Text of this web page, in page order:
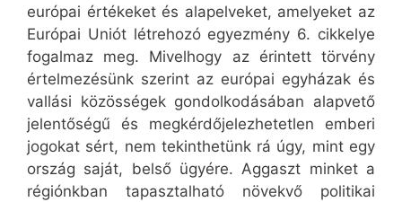
európai értékeket és alapelveket, amelyeket az
Európai Uniót létrehozó egyezmény 6. cikkelye
fogalmaz meg. Mivelhogy az érintett törvény
értelmezésünk szerint az európai egyházak és
vallási közösségek gondolkodásában alapvető
jelentőségű és megkérdőjelezhetetlen emberi
jogokat sért, nem tekinthetünk rá úgy, mint egy
ország saját, belső ügyére. Aggaszt minket a
régiónkban tapasztalható növekvő politikai